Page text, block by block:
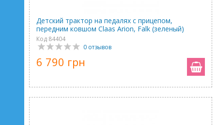
Детский трактор на педалях с прицепом,
передним ковшом Claas Arion, Falk (зеленый)
Код 84404
0 отзывов
6 790 грн